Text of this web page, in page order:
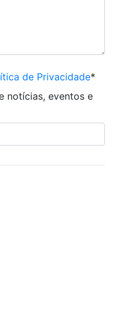
de Privacidade*
notícias, eventos e